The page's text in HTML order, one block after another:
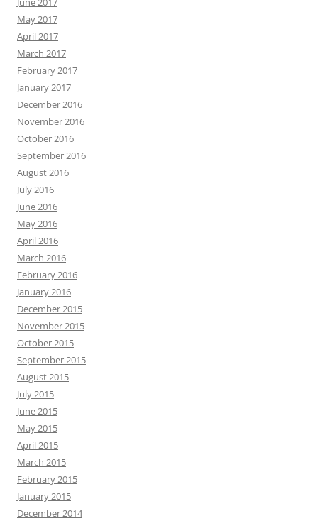
May 2017
April 2017
March 2017
February 2017
January 2017
December 2016
November 2016
October 2016
September 2016
August 2016
July 2016
June 2016
May 2016
April 2016
March 2016
February 2016
January 2016
December 2015
November 2015
October 2015
September 2015
August 2015
July 2015
June 2015
May 2015
April 2015
March 2015
February 2015
January 2015
December 2014